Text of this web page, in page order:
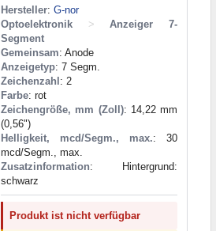
Hersteller: G-nor
Optoelektronik
>
Anzeiger 7-
Segment
Gemeinsam: Anode
Anzeigetyp: 7 Segm.
Zeichenzahl : 2
Farbe: rot
Zeichengröße, mm (Zoll): 14,22 mm
(0,56")
Helligkeit, mcd/Segm., max.: 30
mcd/Segm., max.
Zusatzinformation: Hintergrund:
schwarz
Produkt ist nicht verfügbar